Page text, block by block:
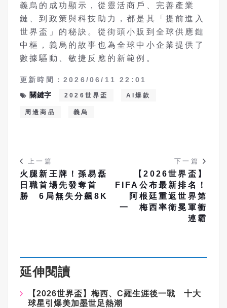
義烏的成功顯示，從靈活商戶、完善產業
鏈、到政策與科技助力，都是其「提前進入
世界盃」的秘訣。從街頭小販到全球供應鏈
中樞，義烏的故事也為全球中小企業提供了
數據驅動、敏捷反應的新範例。
更新時間：2026/06/11 22:01
關鍵字
2026世界盃 AI爆款
周邊商品 義烏
上一篇
火腿新王牌！孫易磊
日職首場先發奪首
勝 6局無失分飆8K
下一篇
【2026世界盃】
FIFA公布最新排名！
阿根廷重返世界第
一 梅西率衛冕軍衝
連霸
延伸閱讀
【2026世界盃】梅西、C羅生涯後一戰 十大
球星引爆美加墨世足熱潮